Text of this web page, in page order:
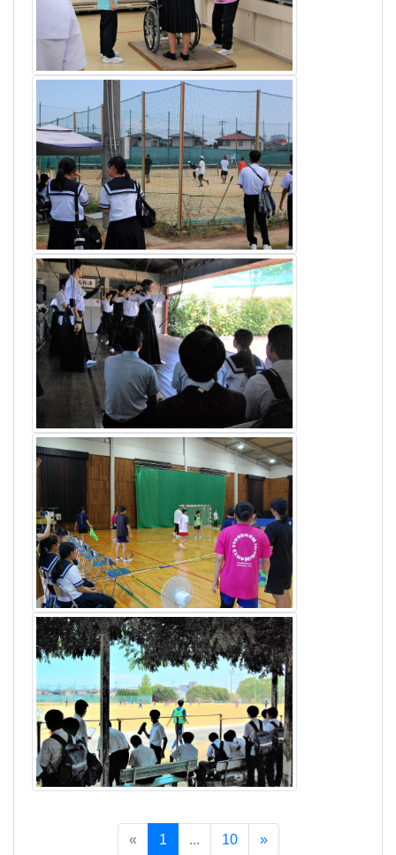
« 1 ... 10 »